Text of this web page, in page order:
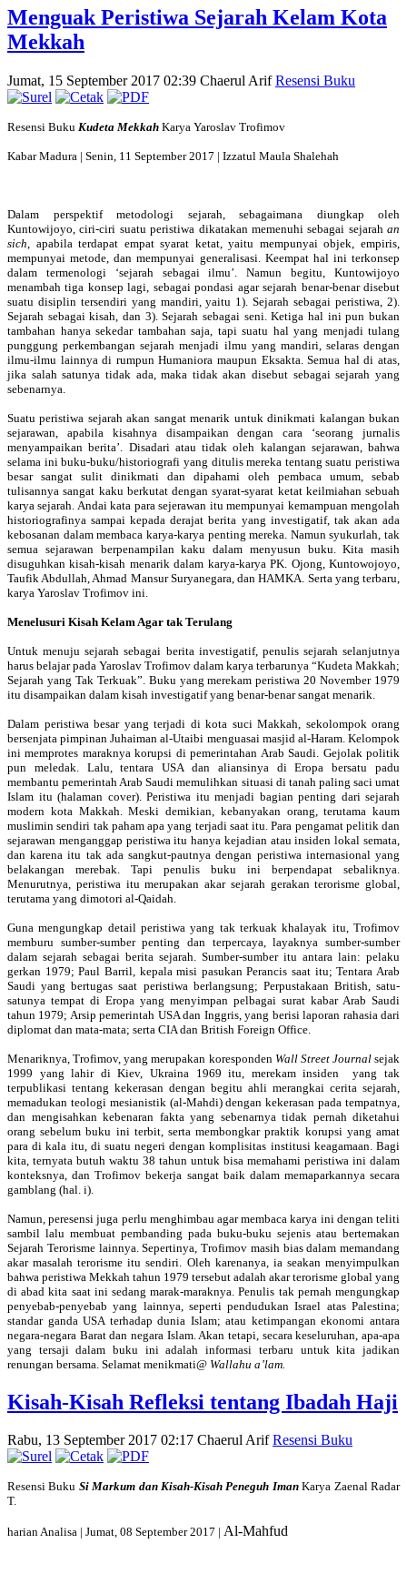
Menguak Peristiwa Sejarah Kelam Kota
Mekkah
Jumat, 15 September 2017 02:39 Chaerul ArifResensi Buku
Resensi Buku Kudeta Mekkah Karya Yaroslav Trofimov
Kabar Madura | Senin, 11 September 2017 | Izzatul Maula Shalehah
Dalam perspektif metodologi sejarah, sebagaimana diungkap oleh
Kuntowijoyo, ciri-ciri suatu peristiwa dikatakan memenuhi sebagai sejarah an
sich , apabila terdapat empat syarat ketat, yaitu mempunyai objek, empiris,
mempunyai metode, dan mempunyai generalisasi. Keempat hal ini terkonsep
dalam termenologi ‘sejarah sebagai ilmu’. Namun begitu, Kuntowijoyo
menambah tiga konsep lagi, sebagai pondasi agar sejarah benar-benar disebut
suatu disiplin tersendiri yang mandiri, yaitu 1). Sejarah sebagai peristiwa, 2).
Sejarah sebagai kisah, dan 3). Sejarah sebagai seni. Ketiga hal ini pun bukan
tambahan hanya sekedar tambahan saja, tapi suatu hal yang menjadi tulang
punggung perkembangan sejarah menjadi ilmu yang mandiri, selaras dengan
ilmu-ilmu lainnya di rumpun Humaniora maupun Eksakta. Semua hal di atas,
jika salah satunya tidak ada, maka tidak akan disebut sebagai sejarah yang
sebenarnya.
Suatu peristiwa sejarah akan sangat menarik untuk dinikmati kalangan bukan
sejarawan, apabila kisahnya disampaikan dengan cara ‘seorang jurnalis
menyampaikan berita’. Disadari atau tidak oleh kalangan sejarawan, bahwa
selama ini buku-buku/historiografi yang ditulis mereka tentang suatu peristiwa
besar sangat sulit dinikmati dan dipahami oleh pembaca umum, sebab
tulisannya sangat kaku berkutat dengan syarat-syarat ketat keilmiahan sebuah
karya sejarah. Andai kata para sejerawan itu mempunyai kemampuan mengolah
historiografinya sampai kepada derajat berita yang investigatif, tak akan ada
kebosanan dalam membaca karya-karya penting mereka. Namun syukurlah, tak
semua sejarawan berpenampilan kaku dalam menyusun buku. Kita masih
disuguhkan kisah-kisah menarik dalam karya-karya PK. Ojong, Kuntowojoyo,
Taufik Abdullah, Ahmad Mansur Suryanegara, dan HAMKA. Serta yang terbaru,
karya Yaroslav Trofimov ini.
Menelusuri Kisah Kelam Agar tak Terulang
Untuk menuju sejarah sebagai berita investigatif, penulis sejarah selanjutnya
harus belajar pada Yaroslav Trofimov dalam karya terbarunya “Kudeta Makkah;
Sejarah yang Tak Terkuak”. Buku yang merekam peristiwa 20 November 1979
itu disampaikan dalam kisah investigatif yang benar-benar sangat menarik.
Dalam peristiwa besar yang terjadi di kota suci Makkah, sekolompok orang
bersenjata pimpinan Juhaiman al-Utaibi menguasai masjid al-Haram. Kelompok
ini memprotes maraknya korupsi di pemerintahan Arab Saudi. Gejolak politik
pun meledak. Lalu, tentara USA dan aliansinya di Eropa bersatu padu
membantu pemerintah Arab Saudi memulihkan situasi di tanah paling saci umat
Islam itu (halaman cover). Peristiwa itu menjadi bagian penting dari sejarah
modern kota Makkah. Meski demikian, kebanyakan orang, terutama kaum
muslimin sendiri tak paham apa yang terjadi saat itu. Para pengamat pelitik dan
sejarawan menganggap peristiwa itu hanya kejadian atau insiden lokal semata,
dan karena itu tak ada sangkut-pautnya dengan peristiwa internasional yang
belakangan merebak. Tapi penulis buku ini berpendapat sebaliknya.
Menurutnya, peristiwa itu merupakan akar sejarah gerakan terorisme global,
terutama yang dimotori al-Qaidah.
Guna mengungkap detail peristiwa yang tak terkuak khalayak itu, Trofimov
memburu sumber-sumber penting dan terpercaya, layaknya sumber-sumber
dalam sejarah sebagai berita sejarah. Sumber-sumber itu antara lain: pelaku
gerkan 1979; Paul Barril, kepala misi pasukan Perancis saat itu; Tentara Arab
Saudi yang bertugas saat peristiwa berlangsung; Perpustakaan British, satu-
satunya tempat di Eropa yang menyimpan pelbagai surat kabar Arab Saudi
tahun 1979; Arsip pemerintah USA dan Inggris, yang berisi laporan rahasia dari
diplomat dan mata-mata; serta CIA dan British Foreign Office.
Menariknya, Trofimov, yang merupakan koresponden Wall Street Journalsejak
1999 yang lahir di Kiev, Ukraina 1969 itu, merekam insiden yang tak
terpublikasi tentang kekerasan dengan begitu ahli merangkai cerita sejarah,
memadukan teologi mesianistik (al-Mahdi) dengan kekerasan pada tempatnya,
dan mengisahkan kebenaran fakta yang sebenarnya tidak pernah diketahui
orang sebelum buku ini terbit, serta membongkar praktik korupsi yang amat
para di kala itu, di suatu negeri dengan komplisitas institusi keagamaan. Bagi
kita, ternyata butuh waktu 38 tahun untuk bisa memahami peristiwa ini dalam
konteksnya, dan Trofimov bekerja sangat baik dalam memaparkannya secara
gamblang (hal. i).
Namun, peresensi juga perlu menghimbau agar membaca karya ini dengan teliti
sambil lalu membuat pembanding pada buku-buku sejenis atau bertemakan
Sejarah Terorisme lainnya. Sepertinya, Trofimov masih bias dalam memandang
akar masalah terorisme itu sendiri. Oleh karenanya, ia seakan menyimpulkan
bahwa peristiwa Mekkah tahun 1979 tersebut adalah akar terorisme global yang
di abad kita saat ini sedang marak-maraknya. Penulis tak pernah mengungkap
penyebab-penyebab yang lainnya, seperti pendudukan Israel atas Palestina;
standar ganda USA terhadap dunia Islam; atau ketimpangan ekonomi antara
negara-negara Barat dan negara Islam. Akan tetapi, secara keseluruhan, apa-apa
yang tersaji dalam buku ini adalah informasi terbaru untuk kita jadikan
renungan bersama. Selamat menikmati@ Wallahu a’lam.
Kisah-Kisah Refleksi tentang Ibadah Haji
Rabu, 13 September 2017 02:17 Chaerul ArifResensi Buku
Resensi Buku Si Markum dan Kisah-Kisah Peneguh ImanKarya Zaenal Radar
T.
harian Analisa | Jumat, 08 September 2017 | Al-Mahfud